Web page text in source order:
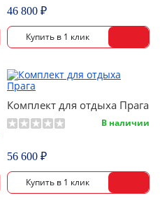
46 800 ₽
Комплект для отдыха Прага
В наличии
56 600 ₽